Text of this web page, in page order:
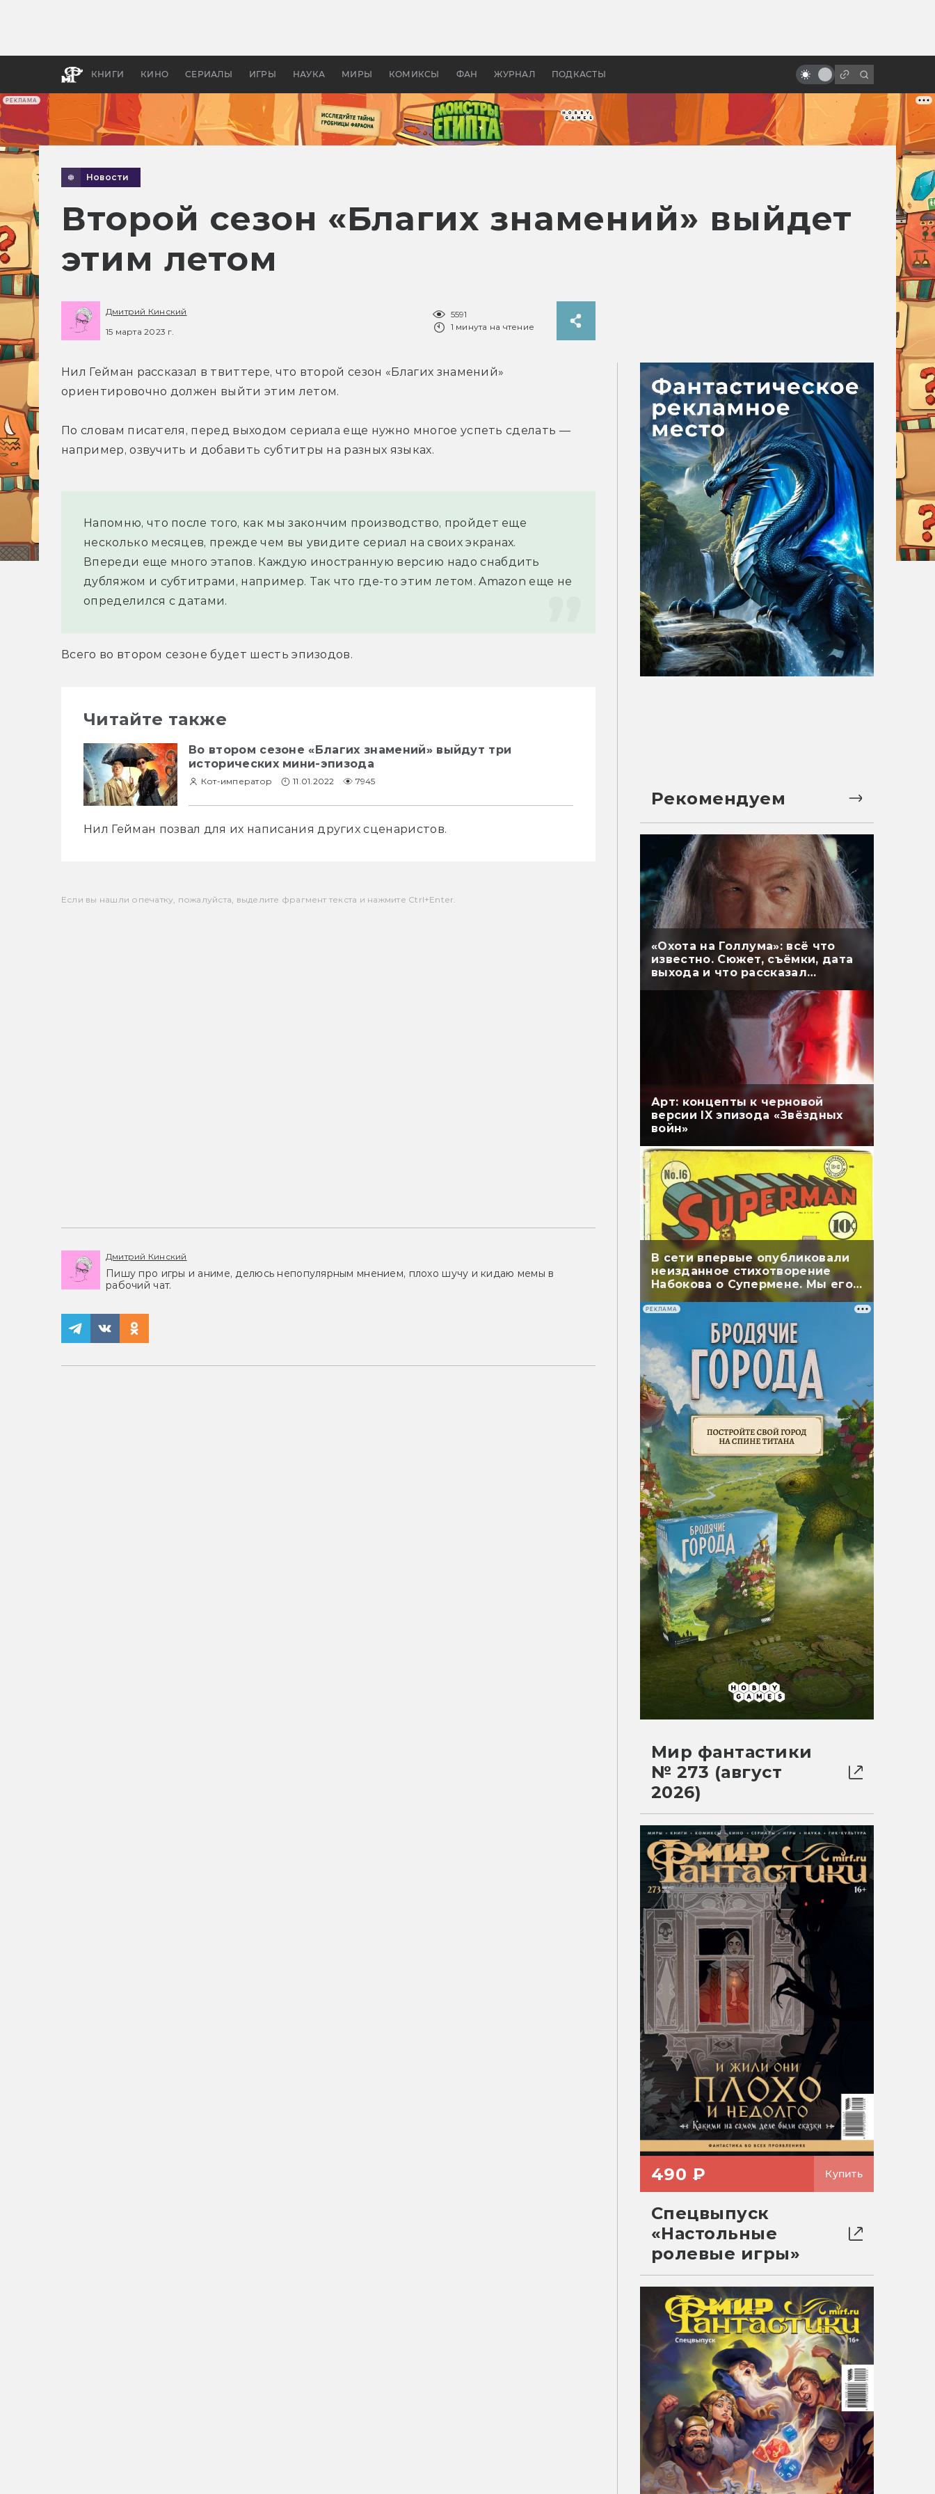
РЕКЛАМА
КНИГИ КИНО СЕРИАЛЫ ИГРЫ НАУКА МИРЫ КОМИКСЫ ФАН ЖУРНАЛ ПОДКАСТЫ
апокалипсис, в России —
бы «Властелина колец»
фильмы от худшего к лучшему
Новости
Второй сезон «Благих знамений» выйдет
этим летом
Дмитрий Кинский
15 марта 2023 г.
5591
1 минута на чтение
Нил Гейман рассказал в твиттере, что второй сезон «Благих знамений»
ориентировочно должен выйти этим летом.
По словам писателя, перед выходом сериала еще нужно многое успеть сделать —
например, озвучить и добавить субтитры на разных языках.
Напомню, что после того, как мы закончим производство, пройдет еще
несколько месяцев, прежде чем вы увидите сериал на своих экранах.
Впереди еще много этапов. Каждую иностранную версию надо снабдить
дубляжом и субтитрами, например. Так что где-то этим летом. Amazon еще не
определился с датами.
Всего во втором сезоне будет шесть эпизодов.
Читайте также
Во втором сезоне «Благих знамений» выйдут три
исторических мини-эпизода
Кот-император 11.01.2022 7945
Нил Гейман позвал для их написания других сценаристов.
Если вы нашли опечатку, пожалуйста, выделите фрагмент текста и нажмите Ctrl+Enter.
Дмитрий Кинский
Пишу про игры и аниме, делюсь непопулярным мнением, плохо шучу и кидаю мемы в
рабочий чат.
Рекомендуем
«Охота на Голлума»: всё что
известно. Сюжет, съёмки, дата
выхода и что рассказал
Арт: концепты к черновой
версии IX эпизода «Звёздных
войн»
В сети впервые опубликовали
неизданное стихотворение
Набокова о Супермене. Мы его
перевели
РЕКЛАМА
Мир фантастики
№ 273 (август
2026)
490 ₽ Купить
Спецвыпуск
«Настольные
ролевые игры»